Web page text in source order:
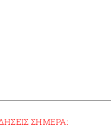
ΣΗΜΕΡΑ: